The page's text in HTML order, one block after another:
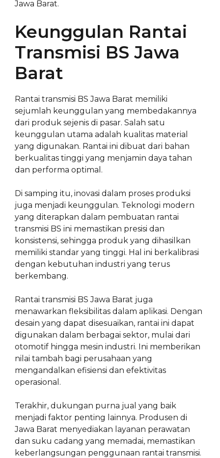
Jawa Barat.
Keunggulan Rantai
Transmisi BS Jawa
Barat
Rantai transmisi BS Jawa Barat memiliki
sejumlah keunggulan yang membedakannya
dari produk sejenis di pasar. Salah satu
keunggulan utama adalah kualitas material
yang digunakan. Rantai ini dibuat dari bahan
berkualitas tinggi yang menjamin daya tahan
dan performa optimal.
Di samping itu, inovasi dalam proses produksi
juga menjadi keunggulan. Teknologi modern
yang diterapkan dalam pembuatan rantai
transmisi BS ini memastikan presisi dan
konsistensi, sehingga produk yang dihasilkan
memiliki standar yang tinggi. Hal ini berkalibrasi
dengan kebutuhan industri yang terus
berkembang.
Rantai transmisi BS Jawa Barat juga
menawarkan fleksibilitas dalam aplikasi. Dengan
desain yang dapat disesuaikan, rantai ini dapat
digunakan dalam berbagai sektor, mulai dari
otomotif hingga mesin industri. Ini memberikan
nilai tambah bagi perusahaan yang
mengandalkan efisiensi dan efektivitas
operasional.
Terakhir, dukungan purna jual yang baik
menjadi faktor penting lainnya. Produsen di
Jawa Barat menyediakan layanan perawatan
dan suku cadang yang memadai, memastikan
keberlangsungan penggunaan rantai transmisi.